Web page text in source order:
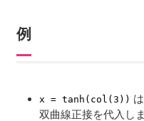
例
x = tanh(col(3))
双曲線正接を代入しま